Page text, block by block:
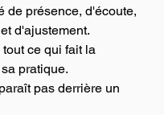
de présence, d'écoute,
d'ajustement.
ce qui fait la
pratique.
pas derrière un